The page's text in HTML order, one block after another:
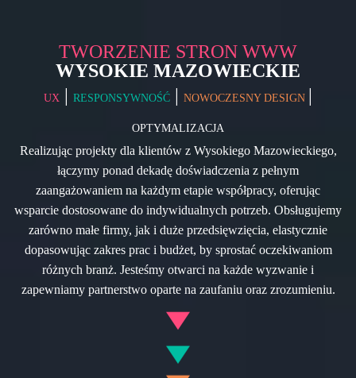
TWORZENIE STRON WWW
WYSOKIE MAZOWIECKIE
UX | RESPONSYWNOŚĆ | NOWOCZESNY DESIGN |
OPTYMALIZACJA
Realizując projekty dla klientów z Wysokiego Mazowieckiego,
łączymy ponad dekadę doświadczenia z pełnym
zaangażowaniem na każdym etapie współpracy, oferując
wsparcie dostosowane do indywidualnych potrzeb. Obsługujemy
zarówno małe firmy, jak i duże przedsięwzięcia, elastycznie
dopasowując zakres prac i budżet, by sprostać oczekiwaniom
różnych branż. Jesteśmy otwarci na każde wyzwanie i
zapewniamy partnerstwo oparte na zaufaniu oraz zrozumieniu.